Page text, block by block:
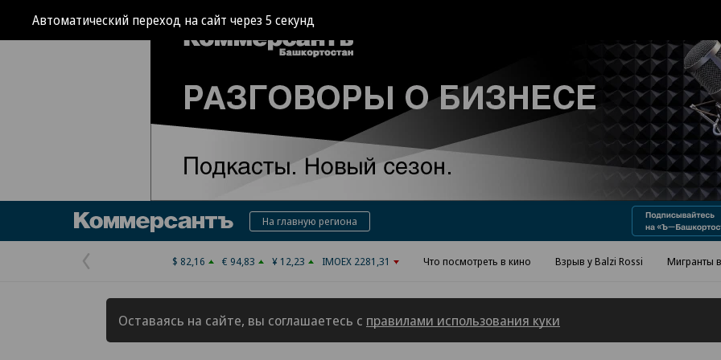
Автоматический переход на сайт через4 секунд
Реклама в «Ъ» www.kommersant.ru/ad
КоммерсантъНа главную региона
Предыдущая
страница
$ 82,16 € 94,83 ¥ 12,23 IMOEX 2281,31 Что посмотреть в кино Взрыв у Balzi Rossi Мигранты
Оставаясь на сайте, вы соглашаетесь с правилами использования куки